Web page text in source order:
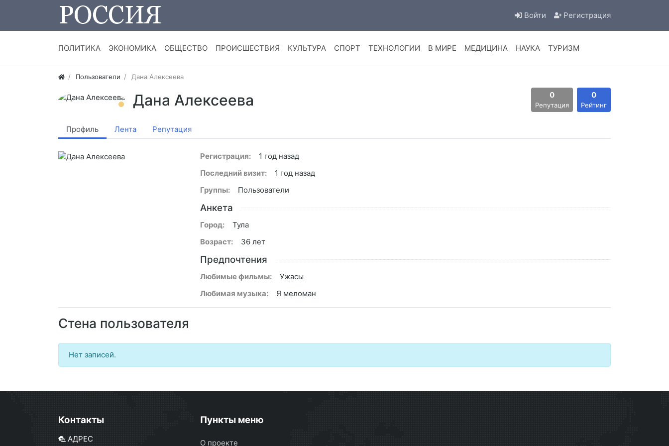
Войти Регистрация
ПОЛИТИКА ЭКОНОМИКА ОБЩЕСТВО ПРОИСШЕСТВИЯ КУЛЬТУРА СПОРТ ТЕХНОЛОГИИ В МИРЕ МЕДИЦИНА НАУКА ТУРИЗМ
Пользователи Дана Алексеева
Дана Алексеева 0
Репутация
0
Рейтинг
Профиль Лента Репутация
Регистрация:
1 год назад
Последний визит:
1 год назад
Группы:
Пользователи
Анкета
Город:
Тула
Возраст:
36 лет
Предпочтения
Любимые фильмы:
Ужасы
Любимая музыка:
Я меломан
Стена пользователя
Нет записей.
Контакты
АДРЕС
Пункты меню
О проекте